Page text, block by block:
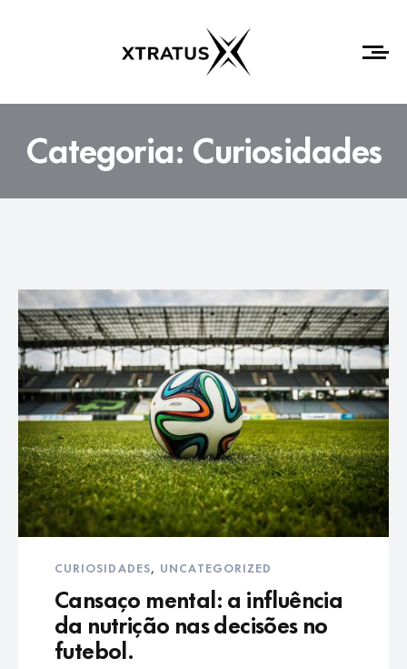
Categoria: Curiosidades
CURIOSIDADES, UNCATEGORIZED
Cansaço mental: a influência
da nutrição nas decisões no
futebol.